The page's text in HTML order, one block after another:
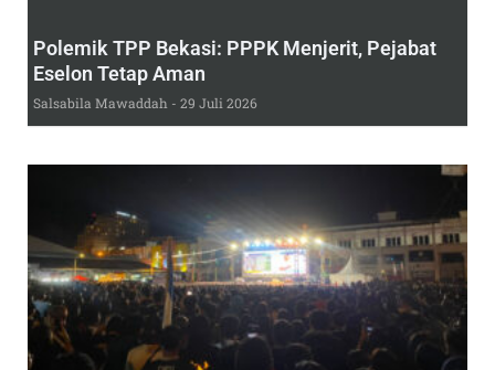
Polemik TPP Bekasi: PPPK Menjerit, Pejabat
Eselon Tetap Aman
Salsabila Mawaddah 29 Juli 2026